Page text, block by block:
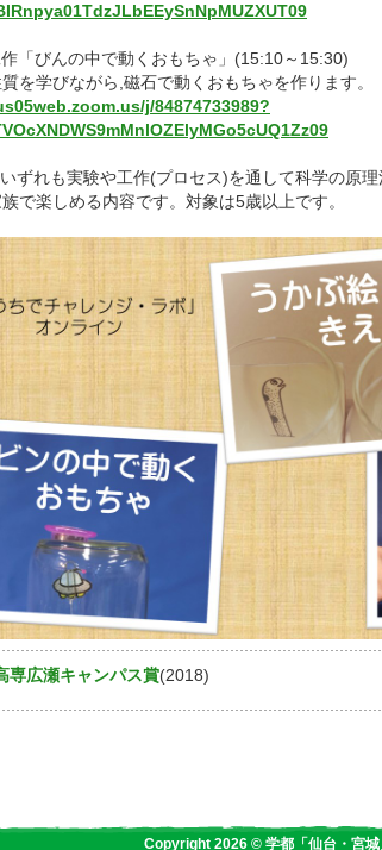
「びんの中で動くおもちゃ」(15:10～15:30)
を学びながら,磁石で動くおもちゃを作ります。
j/84874733989?
ずれも実験や工作(プロセス)を通して科学の原理
で楽しめる内容です。対象は5歳以上です。
専広瀬キャンパス賞(2018)
Copyright 2026 © 学都「仙台・宮